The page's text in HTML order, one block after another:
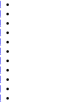
امین
امین
امین
امین
امین
امین
امین
امین
امین
امین